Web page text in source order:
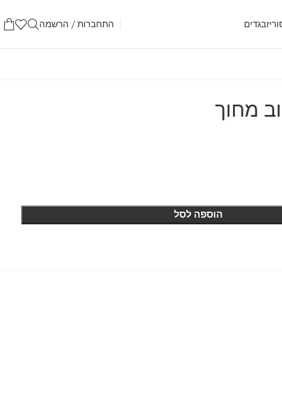
בגדים התחברות / הרשמה
מחוך
הוספה לסל